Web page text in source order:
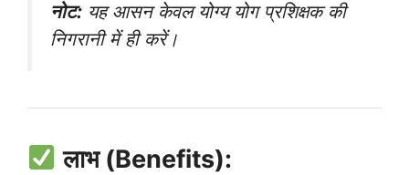
नोट: यह आसन केवल योग्य योग प्रशिक्षक की
निगरानी में ही करें।
लाभ (Benefits):